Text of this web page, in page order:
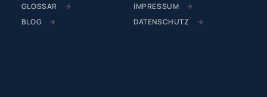
GLOSSAR
BLOG
IMPRESSUM
DATENSCHUTZ